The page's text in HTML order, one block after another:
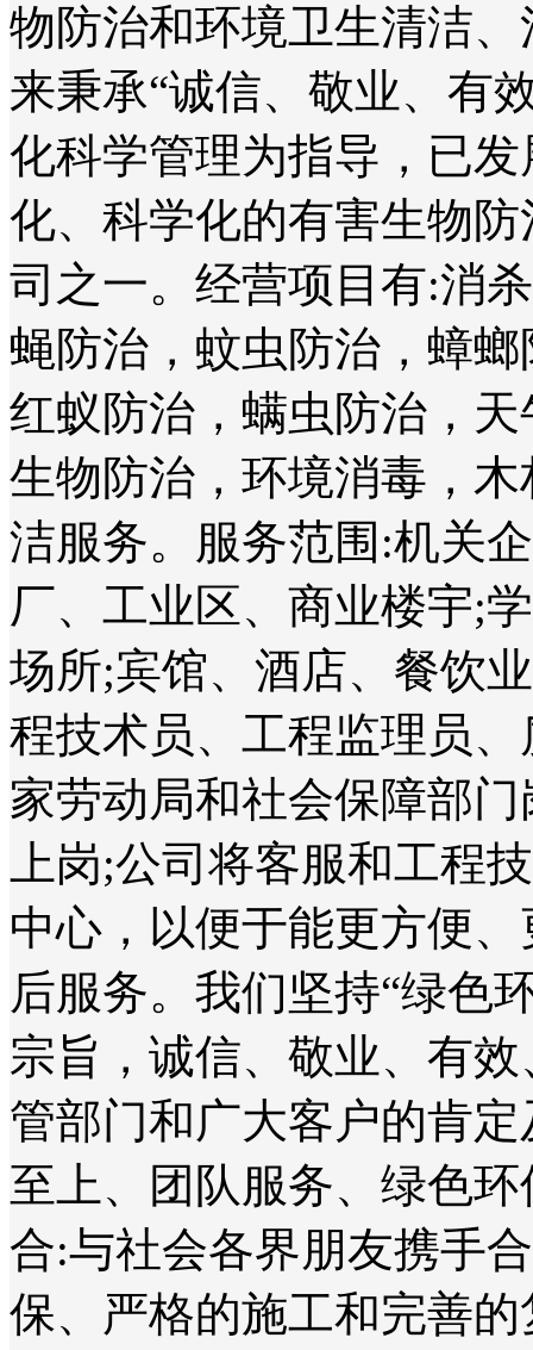
物防治和环境卫生清洁
来秉承“诚信、敬业、有
化科学管理为指导，已
化、科学化的有害生物
司之一。经营项目有:消
蝇防治，蚊虫防治，蟑
红蚁防治，螨虫防治，
生物防治，环境消毒，
洁服务。服务范围:机关
厂、工业区、商业楼宇;
场所;宾馆、酒店、餐饮
程技术员、工程监理员
家劳动局和社会保障部
上岗;公司将客服和工程
中心，以便于能更方便
后服务。我们坚持“绿色
宗旨，诚信、敬业、有
管部门和广大客户的肯
至上、团队服务、绿色
合:与社会各界朋友携手
保、严格的施工和完善